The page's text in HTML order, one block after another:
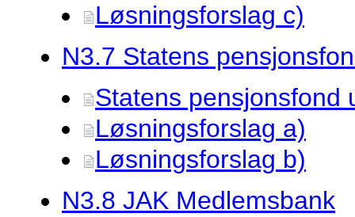
Løsningsforslag c)
N3.7 Statens
Statens pensjonsfond
Løsningsforslag a)
Løsningsforslag b)
N3.8 JAK Medlemsbank